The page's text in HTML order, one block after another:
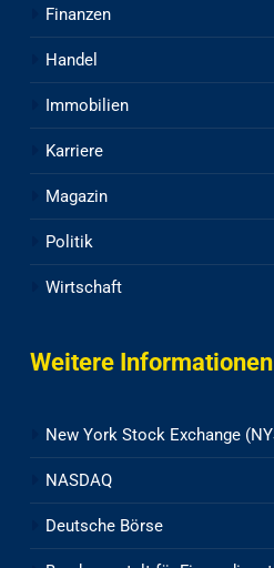
Finanzen
Handel
Immobilien
Karriere
Magazin
Politik
Wirtschaft
Weitere Informationen
New York Stock Exchange
NASDAQ
Deutsche Börse